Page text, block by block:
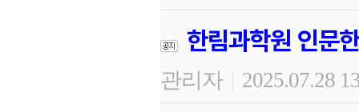
한림과학원 인문
관리자 | 2025.07.28